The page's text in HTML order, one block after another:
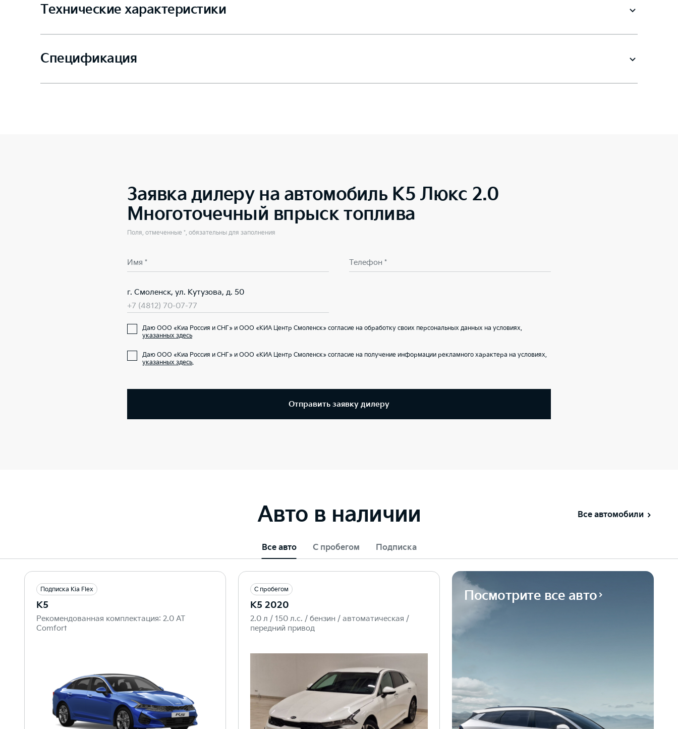
Технические характеристики
Спецификация
Заявка дилеру на автомобиль K5 Люкс 2.0
Многоточечный впрыск топлива
Поля, отмеченные *, обязательны для заполнения
Имя * Телефон *
г. Смоленск, ул. Кутузова, д. 50
+7 (4812) 70-07-77
Даю ООО «Киа Россия и СНГ» и ООО «КИА Центр Смоленск» согласие на обработку своих персональных данных на условиях,
указанных здесь
Даю ООО «Киа Россия и СНГ» и ООО «КИА Центр Смоленск» согласие на получение информации рекламного характера на условиях,
указанных здесь.
Отправить заявку дилеру
Авто в наличии Все автомобили
Все авто С пробегом Подписка
Подписка Kia Flex
K5
Рекомендованная комплектация: 2.0 AT
Comfort
С пробегом
K5 2020
2.0 л / 150 л.c. / бензин / автоматическая /
передний привод
Посмотрите все авто